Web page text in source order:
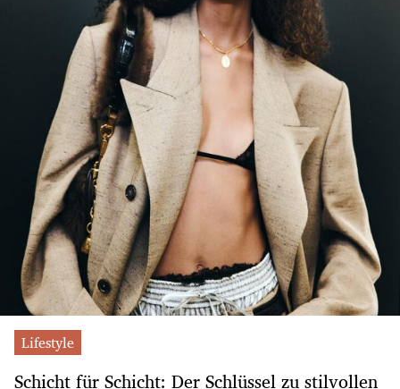
Lifestyle
Schicht für Schicht: Der Schlüssel zu stilvollen